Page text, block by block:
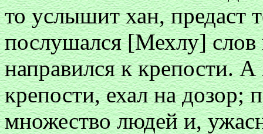
то услышит хан, предаст
послушался [Мехлу] слов
направился к крепости.
крепости, ехал на дозор;
множество людей и,